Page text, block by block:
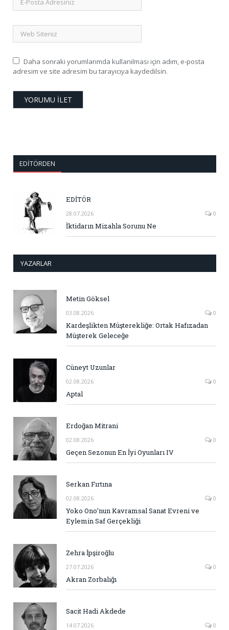
Daha sonraki yorumlarımda kullanılması için adım, e-posta
adresim ve site adresim bu tarayıcıya kaydedilsin.
EDITÖRDEN
EDİTÖR
28.07.2026 0
İktidarın Mizahla Sorunu Ne
YAZARLAR
Metin Göksel
03.08.2026 0
Kardeşlikten Müşterekliğe: Ortak Hafızadan
Müşterek Geleceğe
Cüneyt Uzunlar
02.08.2026 0
Aptal
Erdoğan Mitrani
02.08.2026 0
Geçen Sezonun En İyi Oyunları IV
Serkan Fırtına
02.08.2026 0
Yoko Ono’nun Kavramsal Sanat Evreni ve
Eylemin Saf Gerçekliği
Zehra İpşiroğlu
27.07.2026 0
Akran Zorbalığı
Sacit Hadi Akdede
14.07.2026 0